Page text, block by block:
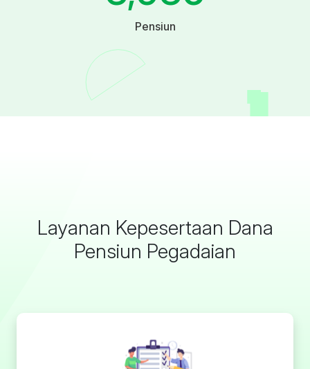
Pensiun
Layanan Kepesertaan Dana
Pensiun Pegadaian